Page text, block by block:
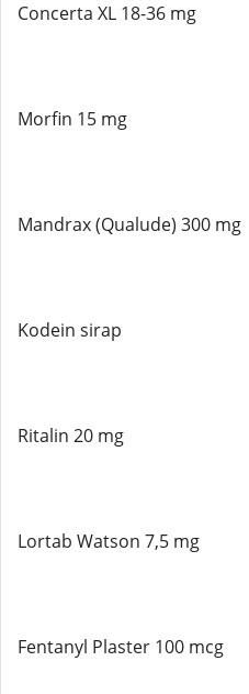
Concerta XL 18-36 mg
Morfin 15 mg
Mandrax (Qualude) 300 mg
Kodein sirap
Ritalin 20 mg
Lortab Watson 7,5 mg
Fentanyl Plaster 100 mcg